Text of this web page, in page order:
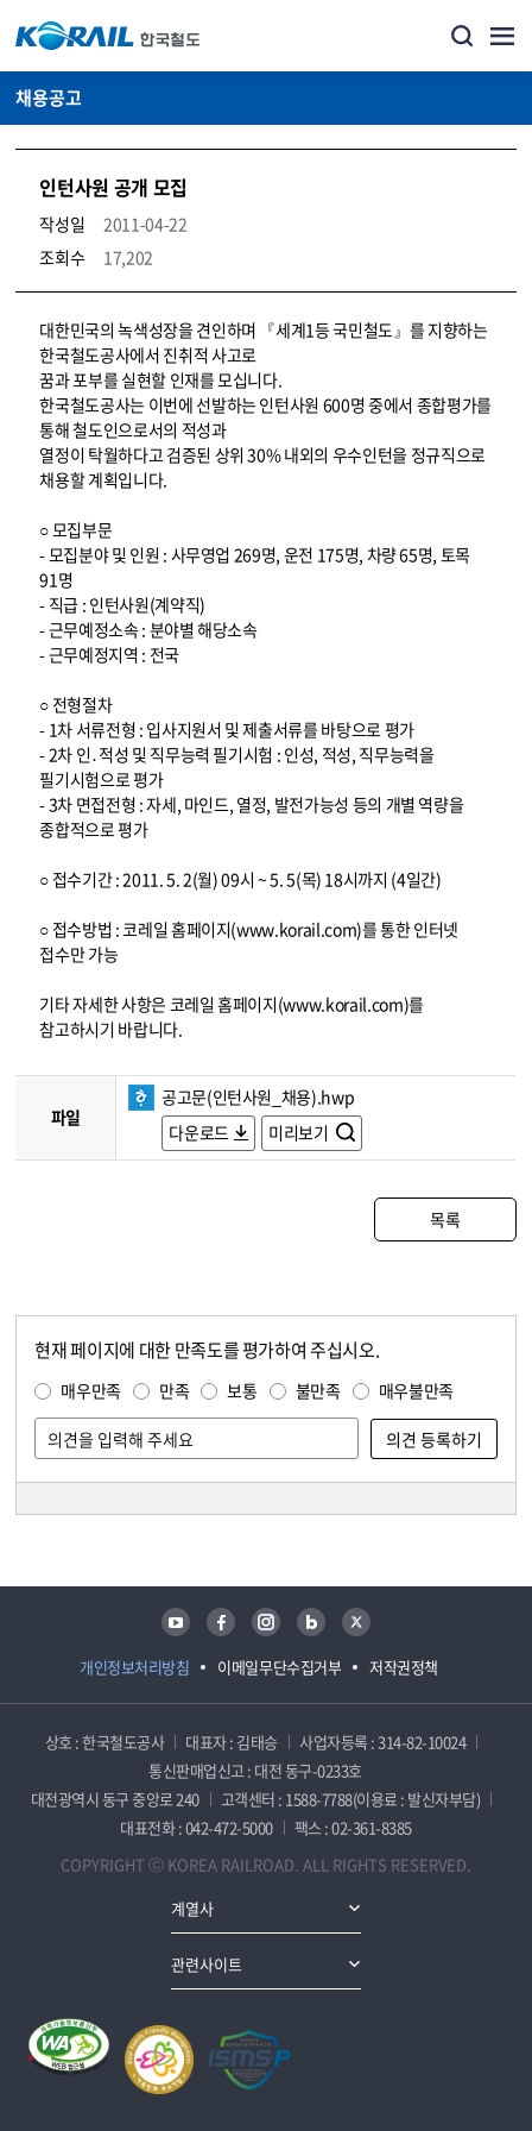
채용공고
인턴사원 공개 모집
작성일
2011-04-22
조회수
17,202
코레일소개_경영공시_채용공고 상세보기 – 내용, 파일, 담당자 연락처로 구성
대한민국의 녹색성장을 견인하며 『세계1등 국민철도』를 지향하는
한국철도공사에서 진취적 사고로
꿈과 포부를 실현할 인재를 모십니다.
한국철도공사는 이번에 선발하는 인턴사원 600명 중에서 종합평가를
통해 철도인으로서의 적성과
열정이 탁월하다고 검증된 상위 30% 내외의 우수인턴을 정규직으로
채용할 계획입니다.
○ 모집부문
- 모집분야 및 인원 : 사무영업 269명, 운전 175명, 차량 65명, 토목
91명
- 직급 : 인턴사원(계약직)
- 근무예정소속 : 분야별 해당소속
- 근무예정지역 : 전국
○ 전형절차
- 1차 서류전형 : 입사지원서 및 제출서류를 바탕으로 평가
- 2차 인․적성 및 직무능력 필기시험 : 인성, 적성, 직무능력을
필기시험으로 평가
- 3차 면접전형 : 자세, 마인드, 열정, 발전가능성 등의 개별 역량을
종합적으로 평가
○ 접수기간 : 2011. 5. 2(월) 09시 ~ 5. 5(목) 18시까지 (4일간)
○ 접수방법 : 코레일 홈페이지(www.korail.com)를 통한 인터넷
접수만 가능
기타 자세한 사항은 코레일 홈페이지(www.korail.com)를
참고하시기 바랍니다.
파일
공고문(인턴사원_채용).hwp
다운로드
미리보기
목록
현재 페이지에 대한 만족도를 평가하여 주십시오.
매우만족 만족 보통 불만족 매우불만족
개인정보처리방침 이메일무단수집거부 저작권정책
유튜브 페이스북 인스타그램 블로그 트위터
상호 : 한국철도공사 대표자 : 김태승
사업자등록 : 314-82-10024
통신판매업신고 : 대전 동구-0233호
대전광역시 동구 중앙로 240
고객센터 : 1588-7788(이용료 : 발신자부담)
대표전화 : 042-472-5000
팩스 : 02-361-8385
COPYRIGHT ⓒ KOREA RAILROAD. ALL RIGHTS RESERVED.
계열사
관련사이트